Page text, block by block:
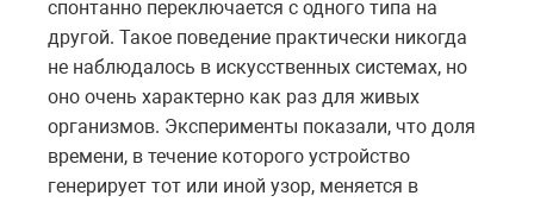
спонтанно переключается с одного типа на
другой. Такое поведение практически никогда
не наблюдалось в искусственных системах, но
оно очень характерно как раз для живых
организмов. Эксперименты показали, что доля
времени, в течение которого устройство
генерирует тот или иной узор, меняется в